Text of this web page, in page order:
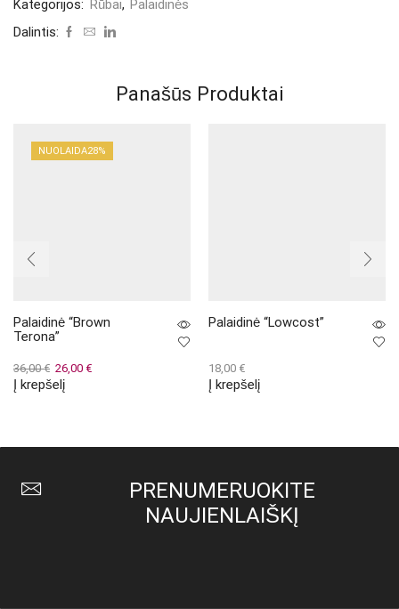
Kategorijos: Rūbai, Palaidinės
Dalintis:
Panašūs Produktai
NUOLAIDA28%
Palaidinė “Brown
Terona”
36,00€ Original
price
26,00 €Current
Į krepšelį
Palaidinė “Lowcost”
18,00 €
Į krepšelį
PRENUMERUOKITE
NAUJIENLAIŠKĮ